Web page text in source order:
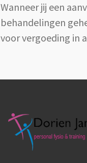
Wanneer jij een
behandelingen
voor vergoeding in